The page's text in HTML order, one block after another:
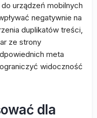
urządzeń mobilnych
negatywnie na
duplikatów treści,
ze strony
meta
widoczność
dla